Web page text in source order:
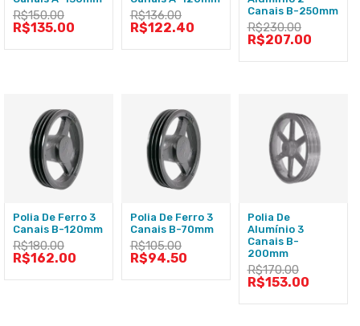
R$150.00
R$135.00
R$136.00
R$122.40
Canais B-250mm
R$230.00
R$207.00
Polia De Ferro 3
Canais B-120mm
R$180.00
R$162.00
Polia De Ferro 3
Canais B-70mm
R$105.00
R$94.50
Polia De
Alumínio 3
Canais B-
200mm
R$170.00
R$153.00